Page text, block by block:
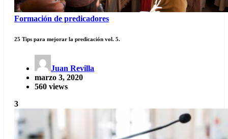
Formación de predicadores
25 Tips para mejorar la predicación vol. 5.
Juan Revilla
marzo 3, 2020
560 views
3